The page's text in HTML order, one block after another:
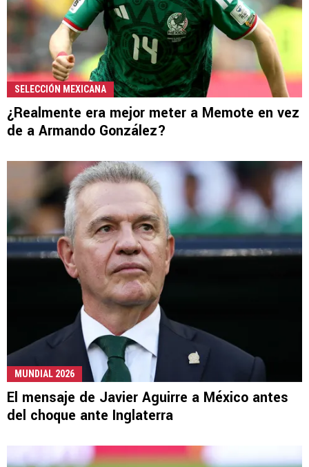
SELECCIÓN MEXICANA
¿Realmente era mejor meter a Memote en vez
de a Armando González?
MUNDIAL 2026
El mensaje de Javier Aguirre a México antes
del choque ante Inglaterra